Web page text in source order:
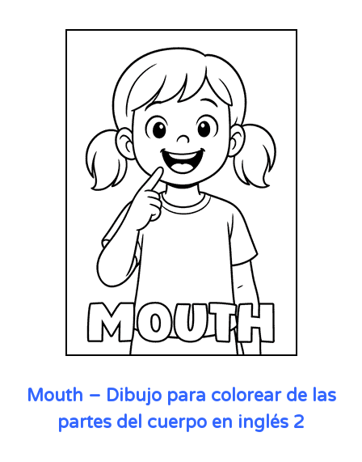
Mouth – Dibujo para colorear de las
partes del cuerpo en inglés 2